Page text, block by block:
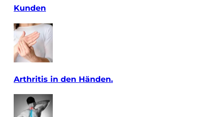
Kunden
Arthritis in den Händen.